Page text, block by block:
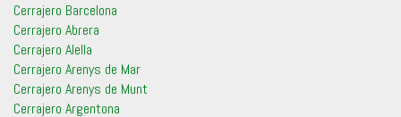
Cerrajero Barcelona
Cerrajero Abrera
Cerrajero Alella
Cerrajero Arenys de Mar
Cerrajero Arenys de Munt
Cerrajero Argentona